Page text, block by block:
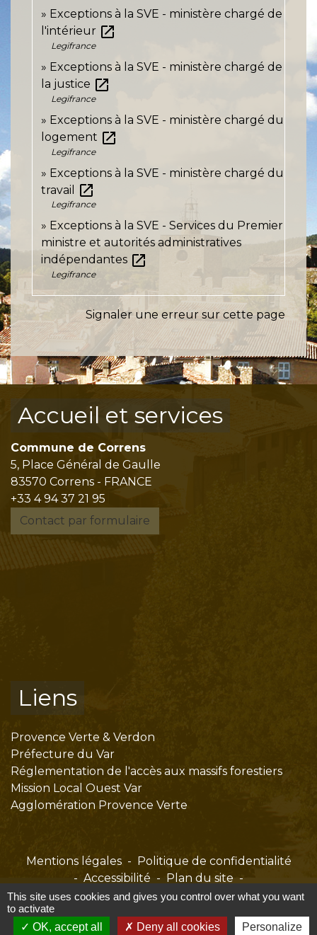
Exceptions à la SVE - ministère chargé de
l'intérieur open_in_new
Legifrance
Exceptions à la SVE - ministère chargé de
la justice open_in_new
Legifrance
Exceptions à la SVE - ministère chargé du
logement open_in_new
Legifrance
Exceptions à la SVE - ministère chargé du
travail
open_in_new
Legifrance
Exceptions à la SVE - Services du Premier
ministre et autorités administratives
indépendantes open_in_new
Legifrance
Signaler une erreur sur cette page
Accueil et services
Commune de Correns
5, Place Général de Gaulle
83570 Correns - FRANCE
+33 4 94 37 21 95
Contact par formulaire
Liens
Provence Verte & Verdon
Préfecture du Var
Réglementation de l'accès aux massifs forestiers
Mission Local Ouest Var
Agglomération Provence Verte
Mentions légales - Politique de confidentialité
- Accessibilité - Plan du site -
Gestion des cookies
Site créé en partenariat avec Réseau des Communes
This site uses cookies and gives you control over what you want
to activate
OK, accept all
Deny all cookies Personalize